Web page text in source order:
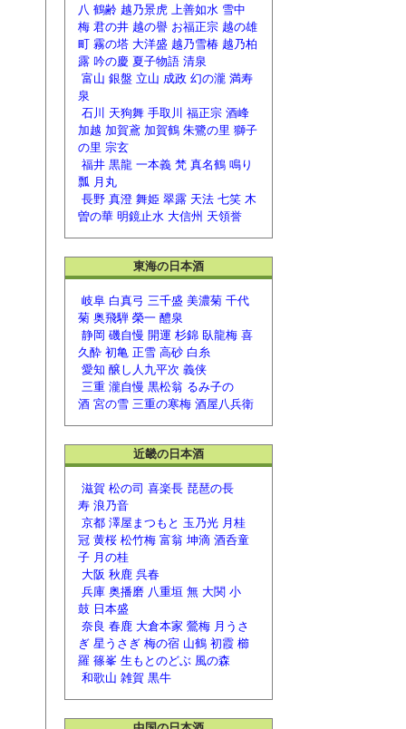
八 鶴齢 越乃景虎 上善如水 雪中
梅 君の井 越の譽 お福正宗 越の雄
町 霧の塔 大洋盛 越乃雪椿 越乃柏
露 吟の慶 夏子物語 清泉
富山 銀盤 立山 成政 幻の瀧 満寿
泉
石川
天狗舞 手取川 福正宗 酒峰
加越 加賀鳶 加賀鶴 朱鷺の里 獅子
の里 宗玄
福井 黒龍 一本義 梵 真名鶴 鳴り
瓢 月丸
長野 真澄 舞姫 翠露 天法 七笑 木
曽の華 明鏡止水 大信州 天領誉
東海の日本酒
岐阜 白真弓 三千盛 美濃菊 千代
菊 奥飛騨 榮一 醴泉
静岡 磯自慢 開運 杉錦 臥龍梅 喜
久酔 初亀 正雪 高砂 白糸
愛知 醸し人九平次 義侠
三重 瀧自慢 黒松翁 るみ子の
酒 宮の雪 三重の寒梅 酒屋八兵衛
近畿の日本酒
滋賀 松の司 喜楽長 琵琶の長
寿 浪乃音
京都 澤屋まつもと 玉乃光 月桂
冠 黄桜 松竹梅 富翁 坤滴 酒呑童
子 月の桂
大阪 秋鹿 呉春
兵庫 奥播磨 八重垣 無 大関 小
鼓 日本盛
奈良 春鹿 大倉本家 鶯梅 月うさ
ぎ 星うさぎ 梅の宿 山鶴 初霞 櫛
羅 篠峯 生もとのどぶ 風の森
和歌山 雑賀 黒牛